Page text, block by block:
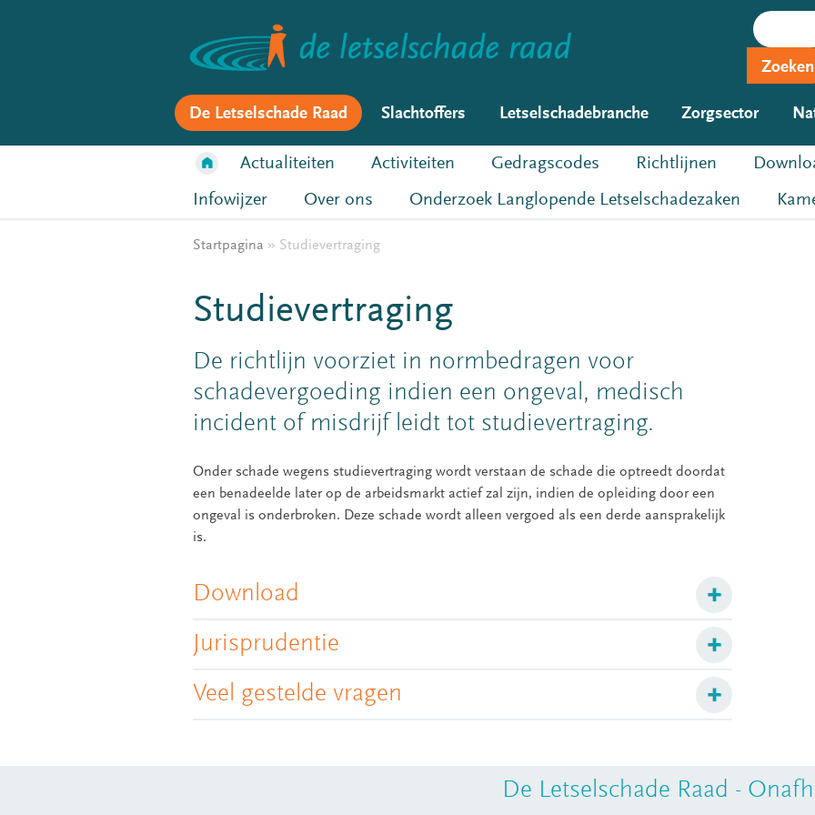
Zoeken
De Letselschade Raad Slachtoffers Letselschadebranche Zorgsector
Actualiteiten Activiteiten Gedragscodes Richtlijnen
Infowijzer
Over ons Onderzoek Langlopende Letselschadezaken
Startpagina » Studievertraging
Studievertraging
De richtlijn voorziet in normbedragen voor
schadevergoeding indien een ongeval, medisch
incident of misdrijf leidt tot studievertraging.
Onder schade wegens studievertraging wordt verstaan de schade die optreedt doordat
een benadeelde later op de arbeidsmarkt actief zal zijn, indien de opleiding door een
ongeval is onderbroken. Deze schade wordt alleen vergoed als een derde aansprakelijk
is.
Download
Jurisprudentie
Veel gestelde vragen
De Letselschade Raad -